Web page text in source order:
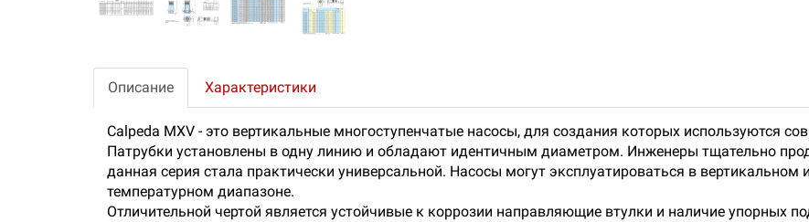
Описание Характеристики
Calpeda MXV - это вертикальные многоступенчатые насосы, для создания которых используются
Патрубки установлены в одну линию и обладают идентичным диаметром. Инженеры тщательно
данная серия стала практически универсальной. Насосы могут эксплуатироваться в
температурном диапазоне.
Отличительной чертой является устойчивые к коррозии направляющие втулки и наличие упорных